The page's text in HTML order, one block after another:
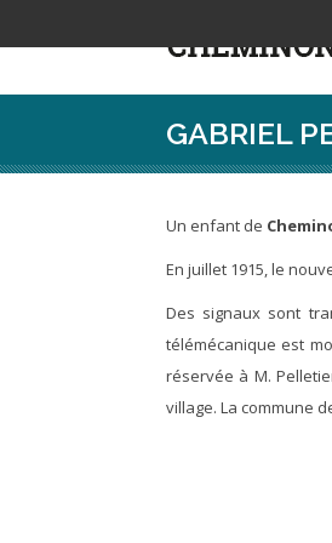
GABRIEL
Un enfant de
En juillet 1915, le
Des signaux sont
télémécanique est
réservée à M.
village. La commune